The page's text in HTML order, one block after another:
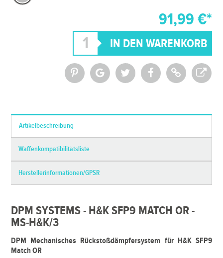
91,99 €*
Artikelbeschreibung
Waffenkompatibilitätsliste
Herstellerinformationen/GPSR
DPM SYSTEMS - H&K SFP9 MATCH OR -
MS-H&K/3
DPM Mechanisches Rückstoßdämpfersystem für H&K SFP9
Match OR